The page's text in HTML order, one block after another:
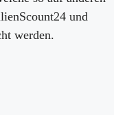
und
werden.